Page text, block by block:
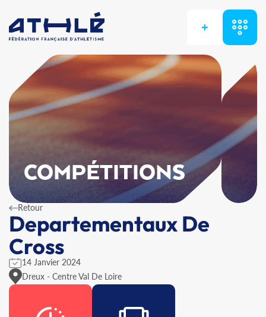
+
COMPÉTITIONS
Retour
Departementaux De
Cross
14 Janvier 2024
Dreux - Centre Val De Loire